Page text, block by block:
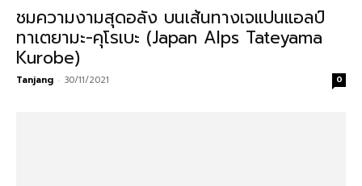
ชมความงามสุดอลัง บนเส้นทางเจแปนแอลป์
ทาเตยามะ-คุโรเบะ (Japan Alps Tateyama
Kurobe)
Tanjang - 30/11/2021 0